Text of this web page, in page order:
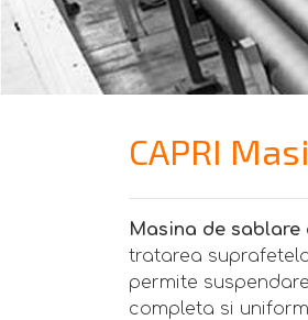
CAPRI
Masina de sablare
tratarea
permite
completa si